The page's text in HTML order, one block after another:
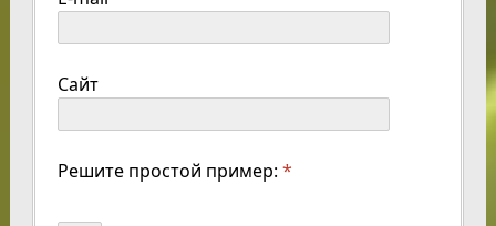
Сайт
Решите простой пример: *